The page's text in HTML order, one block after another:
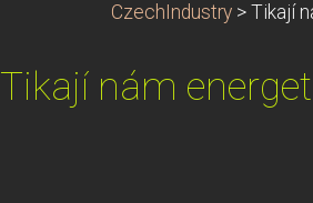
CzechIndustry > Tikají
Tikají nám